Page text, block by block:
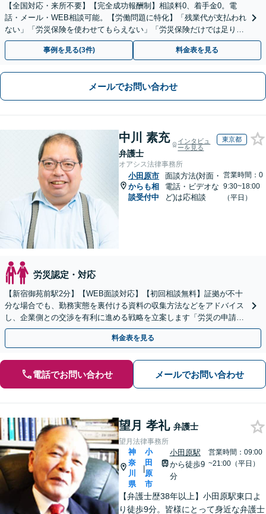
【全国対応・来所不要】【完全成功報酬制】相談料0、着手金0。電
話・メール・WEB相談可能。【労働問題に特化】「残業代が支払われ
ない」「労災保険を使わせてもらえない」「労災保険だけでは足りな
い。損害賠償請求したい」など労働問題はお任せを。
事例を見る(3件) 料金表を見る
メールでお問い合わせ
中川 素充
弁護士
インタビュ
ーを見る
東京都
オアシス法律事務所
小田原市
からも相
談受付中
面談方法(対面・
電話・ビデオな
ど)は応相談
営業時間：0
9:30~18:00
（平日）
労災認定・対応
【新宿御苑前駅2分】【WEB面談対応】【初回相談無料】証拠が不十
分な場合でも、勤務実態を裏付ける資料の収集方法などをアドバイス
し、企業側との交渉を有利に進める戦略を立案します「労災の申請か
ら損害賠償請求までサポート／過労死・過労自殺など」
料金表を見る
電話でお問い合わせ メールでお問い合わせ
望月 孝礼 弁護士
望月法律事務所
神
奈
川
県
|
小
田
原
市
小田原駅
から徒歩9
分
営業時間：09:00
~21:00（平日）
【弁護士歴38年以上】小田原駅東口よ
り徒歩9分。皆様にとって身近な弁護士